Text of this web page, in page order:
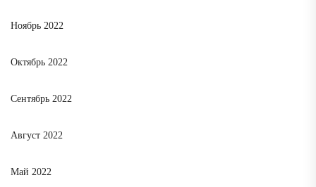
Ноябрь 2022
Октябрь 2022
Сентябрь 2022
Август 2022
Май 2022